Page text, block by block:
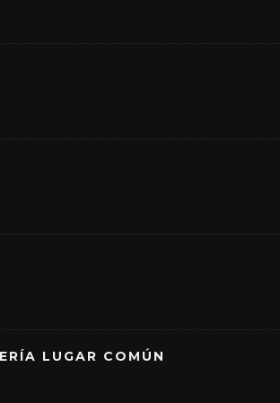
LUGAR COMÚN